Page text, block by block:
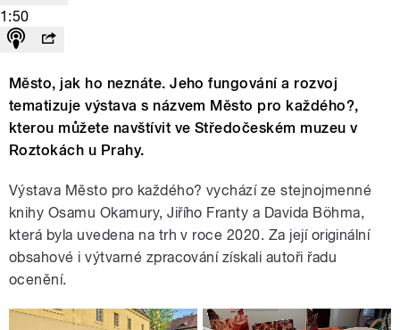
1:50
Město, jak ho neznáte. Jeho fungování a rozvoj
tematizuje výstava s názvem Město pro každého?,
kterou můžete navštívit ve Středočeském muzeu v
Roztokách u Prahy.
Výstava Město pro každého? vychází ze stejnojmenné
knihy Osamu Okamury, Jiřího Franty a Davida Böhma,
která byla uvedena na trh v roce 2020. Za její originální
obsahové i výtvarné zpracování získali autoři řadu
ocenění.